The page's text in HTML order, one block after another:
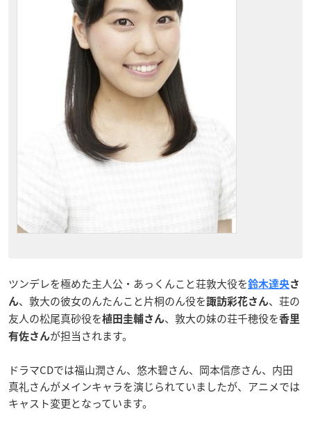
ツンデレを極めた主人公・あっくんこと荘敦大役を鈴木達央さ
ん、敦大の彼女のんたんこと片桐のん役を諏訪彩花さん、荘の
友人の松尾真砂役を植田圭輔さん、敦大の妹の荘千穂役を香里
有佐さんが担当されます。
ドラマCDでは福山潤さん、悠木碧さん、岡本信彦さん、内田
真礼さんがメインキャラを演じられていましたが、アニメでは
キャスト変更となっています。